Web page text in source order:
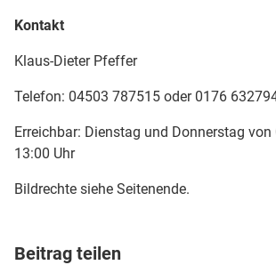
Kontakt
Klaus-Dieter Pfeffer
Telefon: 04503 787515 oder 0176
Erreichbar: Dienstag und Donnerstag von
13:00 Uhr
Bildrechte siehe Seitenende.
Beitrag teilen